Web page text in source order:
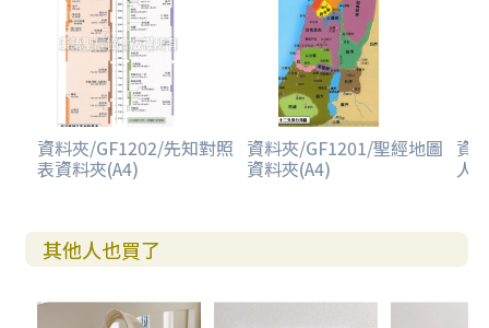
資料夾/GF1202/先知對照
表資料夾(A4)
資料夾/GF1201/聖經地圖
資料夾(A4)
資
人
其他人也買了